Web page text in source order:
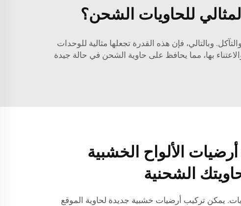
للحاويات الشحن؟
وبالتالي، فإن هذه القدرة تجعلها مثالية للوحدات
بها، مما يحافظ على حاوية الشحن في حالة جيدة
الألواح الخشبية
الشحنية
يمكن تركيب أرضيات خشبية جديدة لحاوية الموقع